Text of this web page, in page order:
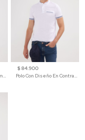
Polo Con Bolsillo Para Hombre
$ 84.900
Polo Con Diseño En Contraste